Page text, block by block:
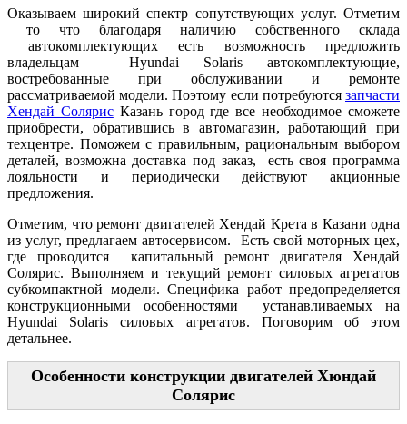
Оказываем широкий спектр сопутствующих услуг. Отметим
то что благодаря наличию собственного склада
автокомплектующих есть возможность предложить
владельцам Hyundai Solaris автокомплектующие,
востребованные при обслуживании и ремонте
рассматриваемой модели. Поэтому если потребуются запчасти
Хендай СолярисКазань город где все необходимое сможете
приобрести, обратившись в автомагазин, работающий при
техцентре. Поможем с правильным, рациональным выбором
деталей, возможна доставка под заказ, есть своя программа
лояльности и периодически действуют акционные
предложения.
Отметим, что ремонт двигателей Хендай Крета в Казани одна
из услуг, предлагаем автосервисом. Есть свой моторных цех,
где проводится капитальный ремонт двигателя Хендай
Солярис. Выполняем и текущий ремонт силовых агрегатов
субкомпактной модели. Специфика работ предопределяется
конструкционными особенностями устанавливаемых на
Hyundai Solaris силовых агрегатов. Поговорим об этом
детальнее.
Особенности конструкции двигателей Хюндай
Солярис